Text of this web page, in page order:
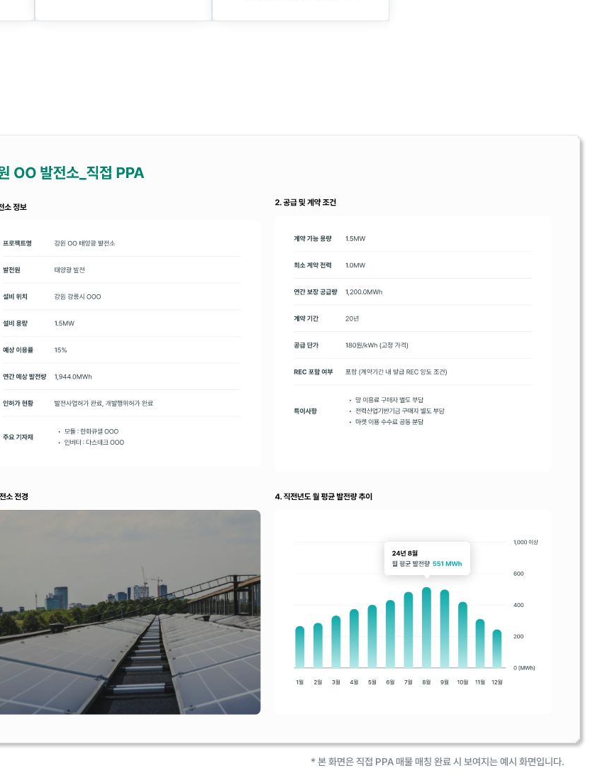
* 본 화면은 직접 PPA 매물 매칭 완료 시 보여지는 예시 화면입니다.